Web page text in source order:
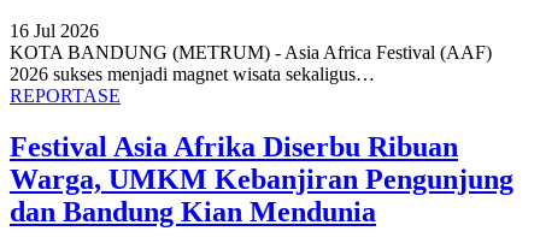
16 Jul 2026
KOTA BANDUNG (METRUM) - Asia Africa Festival (AAF)
2026 sukses menjadi magnet wisata sekaligus…
REPORTASE
Festival Asia Afrika Diserbu Ribuan
Warga, UMKM Kebanjiran Pengunjung
dan Bandung Kian Mendunia